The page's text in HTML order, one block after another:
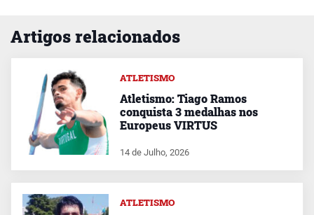
Artigos relacionados
ATLETISMO
Atletismo: Tiago Ramos
conquista 3 medalhas nos
Europeus VIRTUS
14 de Julho, 2026
ATLETISMO